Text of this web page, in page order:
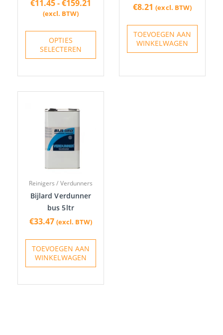
€11.45-€159.21
(excl. BTW)
OPTIES
SELECTEREN
productpagina
€8.21 (excl. BTW)
TOEVOEGEN AAN
WINKELWAGEN
Reinigers / Verdunners
Bijlard Verdunner
bus 5ltr
€33.47 (excl. BTW)
TOEVOEGEN AAN
WINKELWAGEN